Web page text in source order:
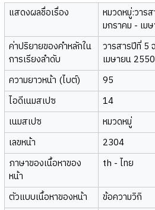
แสดงผลชื่อเรื่อง
หมวดหมู่:วาร
มกราคม - เม
ค่าปริยายของคำหลักใน
การเรียงลำดับ
วารสารปีที่ 5
เมษายน 2550
ความยาวหน้า (ไบต์)
95
ไอดีเนมสเปซ
14
เนมสเปซ
หมวดหมู่
เลขหน้า
2304
ภาษาของเนื้อหาของ
หน้า
th - ไทย
ตัวแบบเนื้อหาของหน้า
ข้อความวิกิ